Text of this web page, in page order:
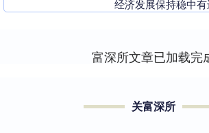
经济发展保持稳中
富深所文章已加载完
关富深所